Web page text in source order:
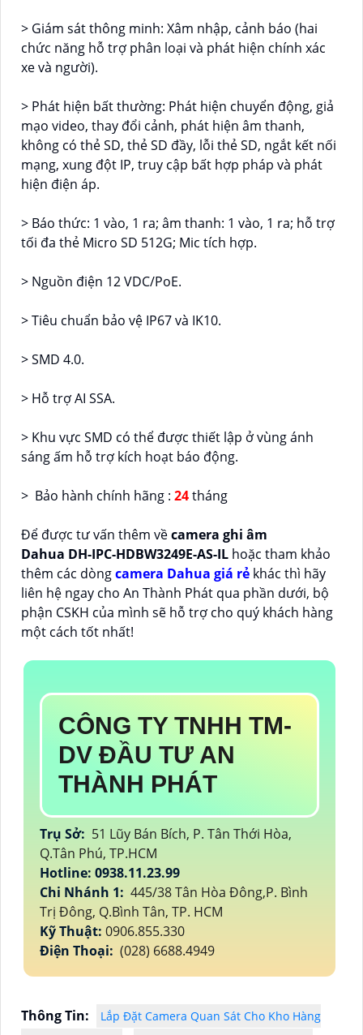
> Giám sát thông minh: Xâm nhập, cảnh báo (hai
chức năng hỗ trợ phân loại và phát hiện chính xác
xe và người).
> Phát hiện bất thường: Phát hiện chuyển động, giả
mạo video, thay đổi cảnh, phát hiện âm thanh,
không có thẻ SD, thẻ SD đầy, lỗi thẻ SD, ngắt kết nối
mạng, xung đột IP, truy cập bất hợp pháp và phát
hiện điện áp.
> Báo thức: 1 vào, 1 ra; âm thanh: 1 vào, 1 ra; hỗ trợ
tối đa thẻ Micro SD 512G; Mic tích hợp.
> Nguồn điện 12 VDC/PoE.
> Tiêu chuẩn bảo vệ IP67 và IK10.
> SMD 4.0.
> Hỗ trợ AI SSA.
> Khu vực SMD có thể được thiết lập ở vùng ánh
sáng ấm hỗ trợ kích hoạt báo động.
> Bảo hành chính hãng : 24tháng
Để được tư vấn thêm vềcamera ghi âm
Dahua DH-IPC-HDBW3249E-AS-IL hoặc tham khảo
thêm các dòngcamera Dahua giá rẻ khác thì hãy
liên hệ ngay cho An Thành Phát qua phần dưới, bộ
phận CSKH của mình sẽ hỗ trợ cho quý khách hàng
một cách tốt nhất!
CÔNG TY TNHH TM-
DV ĐẦU TƯ AN
THÀNH PHÁT
Trụ Sở: 51 Lũy Bán Bích, P. Tân Thới Hòa,
Q.Tân Phú, TP.HCM
Hotline: 0938.11.23.99
Chi Nhánh 1: 445/38 Tân Hòa Đông,P. Bình
Trị Đông, Q.Bình Tân, TP. HCM
Kỹ Thuật: 0906.855.330
Điện Thoại: (028) 6688.4949
Thông Tin:
Lắp Đặt Camera Quan Sát Cho Kho Hàng